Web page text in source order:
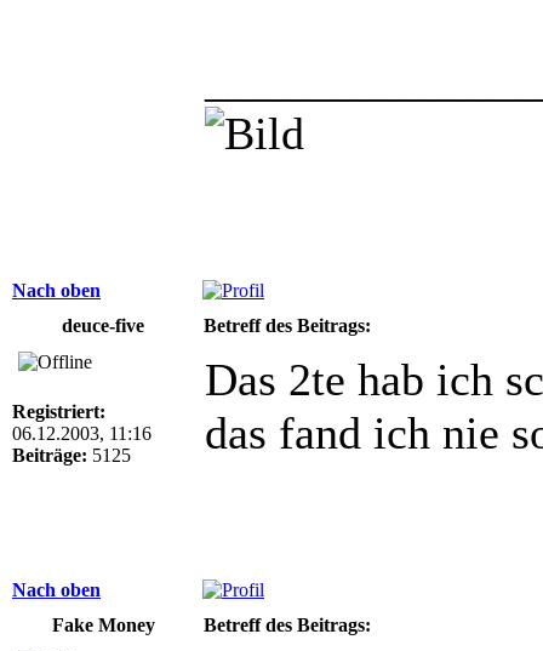
Nach oben
deuce-five
Betreff des Beitrags:
Registriert:
06.12.2003, 11:16
Beiträge: 5125
Das 2te hab ich
das fand ich nie
Nach oben
Fake Money
Betreff des Beitrags: